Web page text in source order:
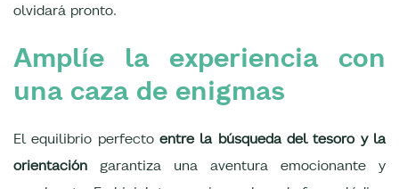
olvidará pronto.
Amplíe la experiencia con
una caza de enigmas
El equilibrio perfecto entre la búsqueda del tesoro y la
orientación garantiza una aventura emocionante y